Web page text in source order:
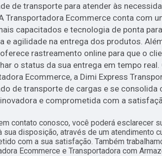
de transporte para atender às
Transportadora Ecommerce conta com
capacitados e tecnologia de ponta
e agilidade na entrega dos produtos.
rastreamento online para que o
o status da sua entrega em tempo real.
Ecommerce, a Dimi Express
de transporte de cargas e se consolida
e comprometida com a
contato conosco, você poderá esclarecer
sua disposição, através de um atendimento
com a sua satisfação. Também
Ecommerce e Transportadora com